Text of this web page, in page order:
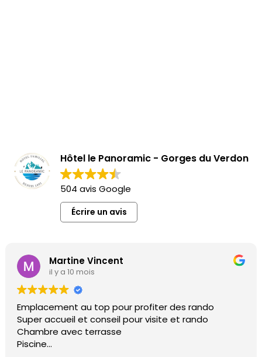
Hôtel le Panoramic - Gorges du Verdon
504 avis Google
Écrire un avis
Paul PAK LEUNG
Excellent Hotel simple et sympa,
et bienveillant. Bons conseils
balades, les restaurants, les